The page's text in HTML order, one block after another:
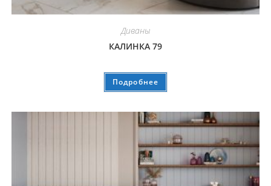
Диваны
КАЛИНКА 79
Подробнее